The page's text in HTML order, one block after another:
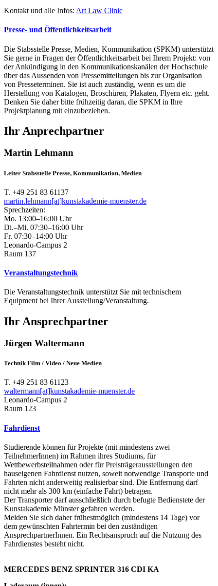
Kontakt und alle Infos: Art Law Clinic
Presse- und Öffentlichkeitsarbeit
Die Stabsstelle Presse, Medien, Kommunikation (SPKM) unterstützt
Sie gerne in Fragen der Öffentlichkeitsarbeit bei Ihrem Projekt: von
der Ankündigung in den Kommunikationskanälen der Hochschule
über das Aussenden von Pressemitteilungen bis zur Organisation
von Presseterminen. Sie ist auch zuständig, wenn es um die
Herstellung von Katalogen, Broschüren, Plakaten, Flyern etc. geht.
Denken Sie daher bitte frühzeitig daran, die SPKM in Ihre
Projektplanung mit einzubeziehen.
Ihr Anprechpartner
Martin Lehmann
Leiter Stabsstelle Presse, Kommunikation, Medien
T. +49 251 83 61137
martin.lehmann[at]kunstakademie-muenster.de
Sprechzeiten:
Mo. 13:00–16:00 Uhr
Di.–Mi. 07:30–16:00 Uhr
Fr. 07:30–14:00 Uhr
Leonardo-Campus 2
Raum 137
Veranstaltungstechnik
Die Veranstaltungstechnik unterstützt Sie mit technischem
Equipment bei Ihrer Ausstellung/Veranstaltung.
Ihr Ansprechpartner
Jürgen Waltermann
Technik Film / Video / Neue Medien
T. +49 251 83 61123
waltermann[at]kunstakademie-muenster.de
Leonardo-Campus 2
Raum 123
Fahrdienst
Studierende können für Projekte (mit mindestens zwei
TeilnehmerInnen) im Rahmen ihres Studiums, für
Wettbewerbsteilnahmen oder für Preisträgerausstellungen den
hauseigenen Fahrdienst nutzen, soweit notwendige Transporte und
Fahrten nicht anderweitig realisierbar sind. Die Entfernung darf
nicht mehr als 300 km (einfache Fahrt) betragen.
Der Transporter darf ausschließlich durch befugte Bedienstete der
Kunstakademie Münster gefahren werden.
Melden Sie sich daher frühestmöglich (mindestens 14 Tage) vor
dem gewünschten Fahrtermin bei den zuständigen
AnsprechpartnerInnen. Ein Rechtsanspruch auf die Nutzung des
Fahrdienstes besteht nicht.
MERCEDES BENZ SPRINTER 316 CDI KA